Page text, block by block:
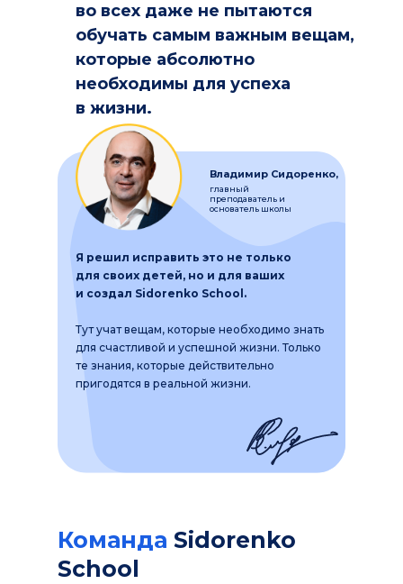
Владимир Сидоренко,
главный
преподаватель и
основатель школы
во всех даже не пытаются
обучать самым важным вещам,
которые абсолютно
необходимы для успеха
в жизни.
Я решил исправить это не только
для своих детей, но и для ваших
и создал Sidorenko School.
Тут учат вещам, которые необходимо знать
для счастливой и успешной жизни. Только
те знания, которые действительно
пригодятся в реальной жизни.
Команда Sidorenko
School